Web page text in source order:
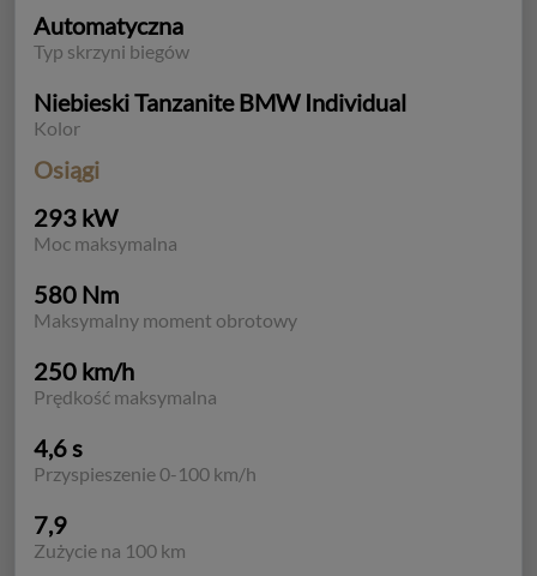
Automatyczna
Typ skrzyni biegów
Niebieski Tanzanite BMW Individual
Kolor
Osiągi
293 kW
Moc maksymalna
580 Nm
Maksymalny moment obrotowy
250 km/h
Prędkość maksymalna
4,6 s
Przyspieszenie 0-100 km/h
7,9
Zużycie na 100 km